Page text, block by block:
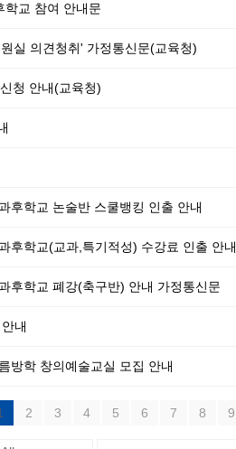
학교 참여 안내문
실 의견청취' 가정통신문(교육청)
청 안내(교육청)
후학교 논술반 스쿨뱅킹 인출 안내
후학교(교과,특기적성) 수강료 인출 안내
후학교 폐강(축구반) 안내 가정통신문
내
방학 창의예술교실 모집 안내
2 3 4 5 6 7 8 9